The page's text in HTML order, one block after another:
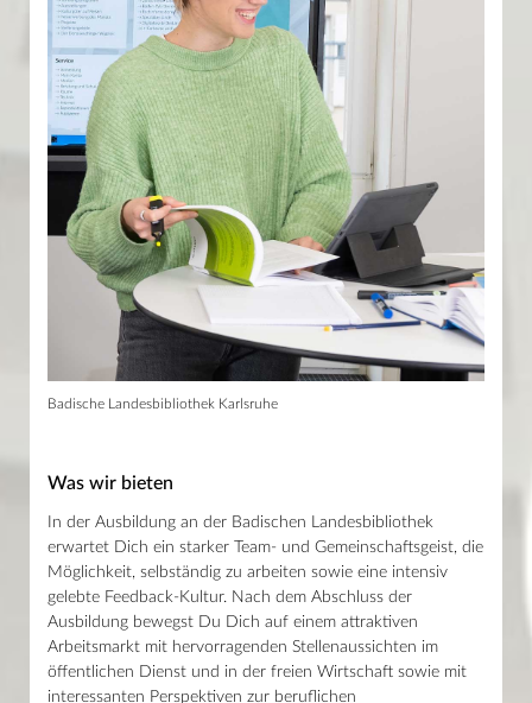
Badische Landesbibliothek Karlsruhe
Was wir bieten
In der Ausbildung an der Badischen Landesbibliothek
erwartet Dich ein starker Team- und Gemeinschaftsgeist, die
Möglichkeit, selbständig zu arbeiten sowie eine intensiv
gelebte Feedback-Kultur. Nach dem Abschluss der
Ausbildung bewegst Du Dich auf einem attraktiven
Arbeitsmarkt mit hervorragenden Stellenaussichten im
öffentlichen Dienst und in der freien Wirtschaft sowie mit
interessanten Perspektiven zur beruflichen